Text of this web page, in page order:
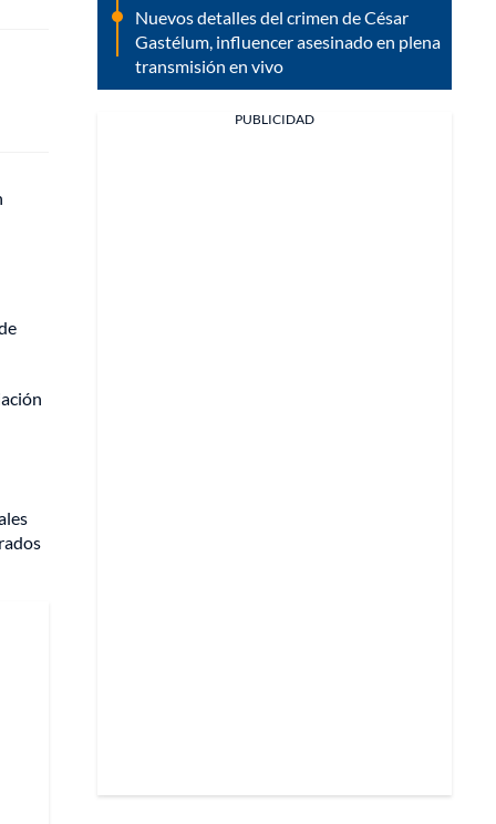
Nuevos detalles del crimen de César
Gastélum, influencer asesinado en plena
transmisión en vivo
PUBLICIDAD